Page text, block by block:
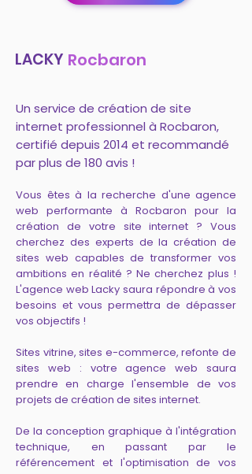
LACKY Rocbaron
Un service de création de site
internet professionnel à Rocbaron,
certifié depuis 2014 et recommandé
par plus de 180 avis !
Vous êtes à la recherche d'une agence
web performante à Rocbaron pour la
création de votre site internet ? Vous
cherchez des experts de la création de
sites web capables de transformer vos
ambitions en réalité ? Ne cherchez plus !
L'agence web Lacky saura répondre à vos
besoins et vous permettra de dépasser
vos objectifs !
Sites vitrine, sites e-commerce, refonte de
sites web : votre agence web saura
prendre en charge l'ensemble de vos
projets de création de sites internet.
De la conception graphique à l'intégration
technique, en passant par le
référencement et l'optimisation de vos